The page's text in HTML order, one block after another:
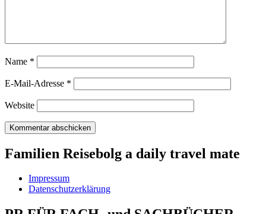
Name *
E-Mail-Adresse *
Website
Familien Reisebolg a daily travel mate
Impressum
Datenschutzerklärung